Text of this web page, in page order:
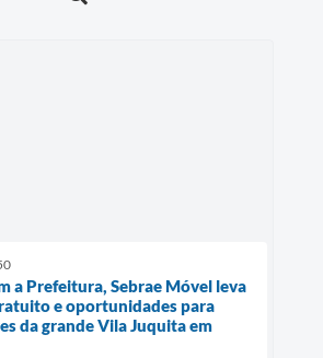
a Prefeitura, Sebrae Móvel leva
e oportunidades para
da grande Vila Juquita em